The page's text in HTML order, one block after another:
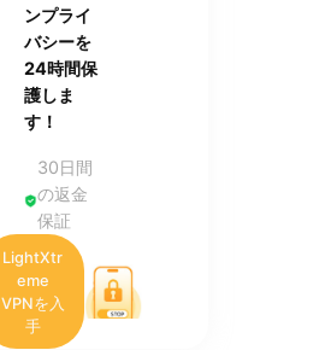
ンプライ
バシーを
24時間保
護しま
す！
30日間
の返金
保証
LightXtr
eme
VPNを入
手